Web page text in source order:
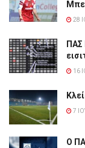
28
ΠΑΣ
16
7
Ο